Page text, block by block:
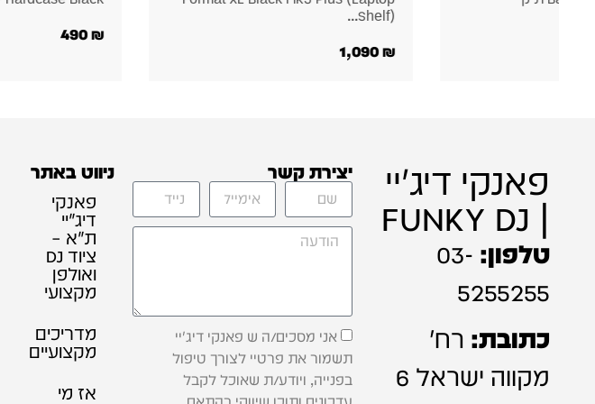
₪
600
פאנקי דיג'יי
| FUNKY DJ
טלפון: 03-
5255255
כתובת: רח'
מקווה ישראל 6
יצירת קשר
אני מסכים/ה ש פאנקי דיג'יי
תשמור את פרטיי לצורך טיפול
בפנייה, ויודע/ת שאוכל לקבל
ניווט באתר
פאנקי
דיג׳יי
ת"א –
ציוד DJ
ואולפן
מקצועי
מדריכים
מקצועיים
אז מי